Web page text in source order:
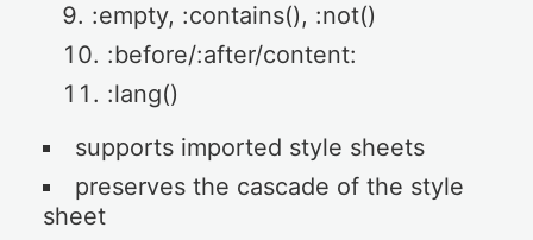
:empty, :contains(), :not()
:before/:after/content:
:lang()
supports imported style sheets
preserves the cascade of the style
sheet